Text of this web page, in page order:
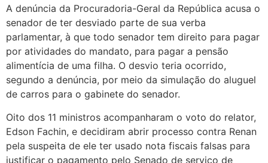
A denúncia da Procuradoria-Geral da República acusa o
senador de ter desviado parte de sua verba
parlamentar, à que todo senador tem direito para pagar
por atividades do mandato, para pagar a pensão
alimentícia de uma filha. O desvio teria ocorrido,
segundo a denúncia, por meio da simulação do aluguel
de carros para o gabinete do senador.
Oito dos 11 ministros acompanharam o voto do relator,
Edson Fachin, e decidiram abrir processo contra Renan
pela suspeita de ele ter usado nota fiscais falsas para
justificar o pagamento pelo Senado de serviço de